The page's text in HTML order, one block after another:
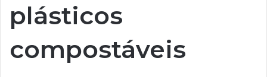
plásticos
compostáveis